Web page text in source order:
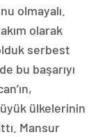
olmayalı.
olarak
serbest
bu başarıyı
ülkelerinin
Mansur